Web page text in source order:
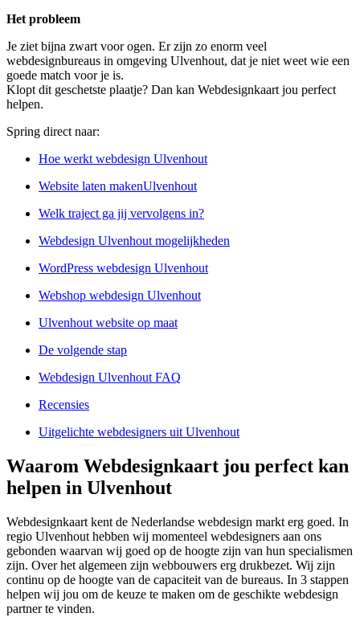
Het probleem
Je ziet bijna zwart voor ogen. Er zijn zo enorm veel
webdesignbureaus in omgeving Ulvenhout, dat je niet weet wie een
goede match voor je is.
Klopt dit geschetste plaatje? Dan kan Webdesignkaart jou perfect
helpen.
Spring direct naar:
Hoe werkt webdesign Ulvenhout
Website laten makenUlvenhout
Welk traject ga jij vervolgens in?
Webdesign Ulvenhout mogelijkheden
WordPress webdesign Ulvenhout
Webshop webdesign Ulvenhout
Ulvenhout website op maat
De volgende stap
Webdesign Ulvenhout FAQ
Recensies
Uitgelichte webdesigners uit Ulvenhout
Waarom Webdesignkaart jou perfect kan
helpen in Ulvenhout
Webdesignkaart kent de Nederlandse webdesign markt erg goed. In
regio Ulvenhout hebben wij momenteel webdesigners aan ons
gebonden waarvan wij goed op de hoogte zijn van hun specialismen
zijn. Over het algemeen zijn webbouwers erg drukbezet. Wij zijn
continu op de hoogte van de capaciteit van de bureaus. In 3 stappen
helpen wij jou om de keuze te maken om de geschikte webdesign
partner te vinden.